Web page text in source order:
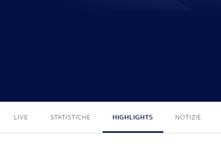
LIVE STATISTICHE HIGHLIGHTS NOTIZIE